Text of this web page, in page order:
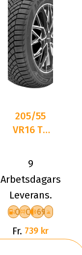
205/55
VR16 TL
LANDSAIL
4-
SEASONS
3 XL
9
Arbetsdagars
Leverans.
C C 69
Fr. 739 kr